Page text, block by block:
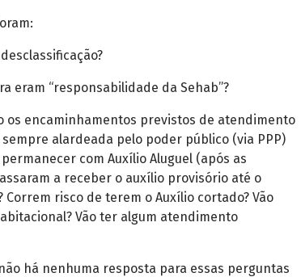
eram “responsabilidade da Sehab”?
os encaminhamentos previstos de atendimento
alardeada pelo poder público (via PPP)
com Auxílio Aluguel (após as
a receber o auxílio provisório até o
risco de terem o Auxílio cortado? Vão
Vão ter algum atendimento
há nenhuma resposta para essas perguntas